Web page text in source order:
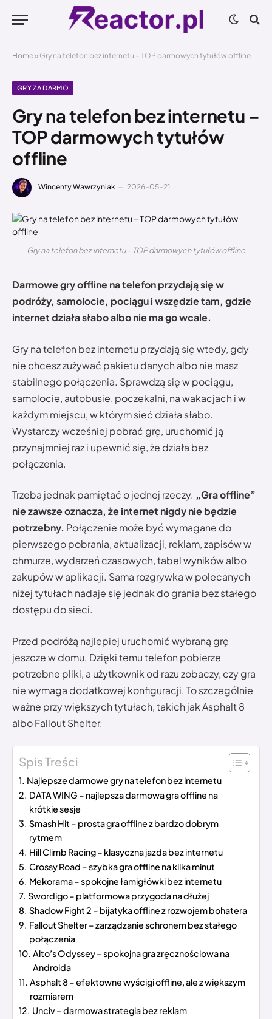
Home » Gry na telefon bez internetu – TOP darmowych tytułów offline
GRY ZA DARMO
Gry na telefon bez internetu –
TOP darmowych tytułów
offline
Wincenty Wawrzyniak 2026-05-21
Gry na telefon bez internetu – TOP darmowych tytułów offline
Darmowe gry offline na telefon przydają się w
podróży, samolocie, pociągu i wszędzie tam, gdzie
internet działa słabo albo nie ma go wcale.
Gry na telefon bez internetu przydają się wtedy, gdy
nie chcesz zużywać pakietu danych albo nie masz
stabilnego połączenia. Sprawdzą się w pociągu,
samolocie, autobusie, poczekalni, na wakacjach i w
każdym miejscu, w którym sieć działa słabo.
Wystarczy wcześniej pobrać grę, uruchomić ją
przynajmniej raz i upewnić się, że działa bez
połączenia.
Trzeba jednak pamiętać o jednej rzeczy. „Gra offline”
nie zawsze oznacza, że internet nigdy nie będzie
potrzebny. Połączenie może być wymagane do
pierwszego pobrania, aktualizacji, reklam, zapisów w
chmurze, wydarzeń czasowych, tabel wyników albo
zakupów w aplikacji. Sama rozgrywka w polecanych
niżej tytułach nadaje się jednak do grania bez stałego
dostępu do sieci.
Przed podróżą najlepiej uruchomić wybraną grę
jeszcze w domu. Dzięki temu telefon pobierze
potrzebne pliki, a użytkownik od razu zobaczy, czy gra
nie wymaga dodatkowej konfiguracji. To szczególnie
ważne przy większych tytułach, takich jak Asphalt 8
albo Fallout Shelter.
Spis Treści
Najlepsze darmowe gry na telefon bez internetu
DATA WING – najlepsza darmowa gra offline na
krótkie sesje
Smash Hit – prosta gra offline z bardzo dobrym
rytmem
Hill Climb Racing – klasyczna jazda bez internetu
Crossy Road – szybka gra offline na kilka minut
Mekorama – spokojne łamigłówki bez internetu
Swordigo – platformowa przygoda na dłużej
Shadow Fight 2 – bijatyka offline z rozwojem bohatera
Fallout Shelter – zarządzanie schronem bez stałego
połączenia
Alto’s Odyssey – spokojna gra zręcznościowa na
Androida
Asphalt 8 – efektowne wyścigi offline, ale z większym
rozmiarem
Unciv – darmowa strategia bez reklam